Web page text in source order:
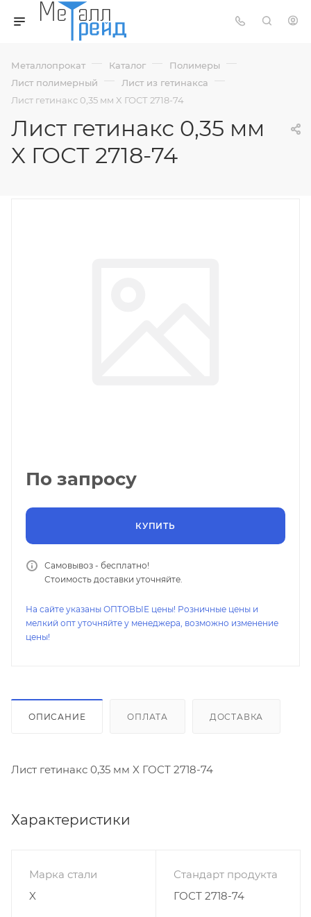
Металлопрокат — Каталог — Полимеры —
Лист полимерный — Лист из гетинакса —
Лист гетинакс 0,35 мм X ГОСТ 2718-74
Лист гетинакс 0,35 мм
X ГОСТ 2718-74
По запросу
КУПИТЬ
Самовывоз - бесплатно!
Стоимость доставки уточняйте.
На сайте указаны ОПТОВЫЕ цены! Розничные цены и
мелкий опт уточняйте у менеджера, возможно изменение
цены!
ОПИСАНИЕ ОПЛАТА ДОСТАВКА
Лист гетинакс 0,35 мм X ГОСТ 2718-74
Характеристики
Марка стали
X
Стандарт продукта
ГОСТ 2718-74